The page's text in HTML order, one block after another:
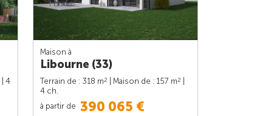
| 4
Maison à
Libourne (33)
Terrain de : 318 m2 | Maison de : 157 m2
4 ch.
à partir de 390 065 €